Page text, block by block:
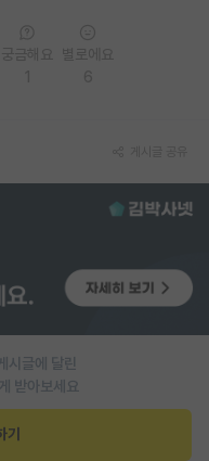
시글에 달린
받아보세요
기